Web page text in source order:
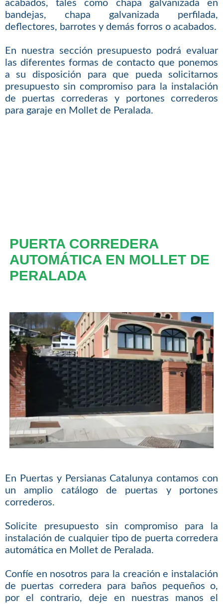
acabados, tales como chapa galvanizada en
bandejas, chapa galvanizada perfilada,
deflectores, barrotes y demás forros o acabados.
En nuestra sección presupuesto podrá evaluar
las diferentes formas de contacto que ponemos
a su disposición para que pueda solicitarnos
presupuesto sin compromiso para la instalación
de puertas correderas y portones correderos
para garaje en Mollet de Peralada.
PUERTA CORREDERA
AUTOMÁTICA EN MOLLET DE
PERALADA
En Puertas y Persianas Catalunya contamos con
un amplio catálogo de puertas y portones
correderos.
Solicite presupuesto sin compromiso para la
instalación de cualquier tipo de puerta corredera
automática en Mollet de Peralada.
Confíe en nosotros para la creación e instalación
de puertas corredera para baños pequeños o,
por el contrario, deje en nuestras manos el